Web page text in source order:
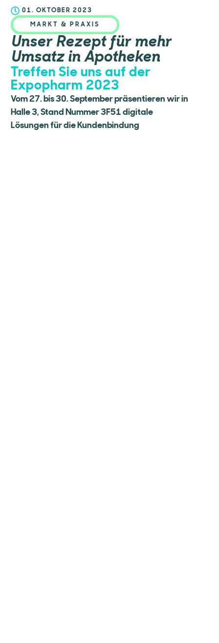
01. OKTOBER 2023
MARKT & PRAXIS
Unser Rezept für mehr
Umsatz in Apotheken
Treffen Sie uns auf der
Expopharm 2023
Vom 27. bis 30. September präsentieren wir in
Halle 3, Stand Nummer 3F51 digitale
Lösungen für die Kundenbindung